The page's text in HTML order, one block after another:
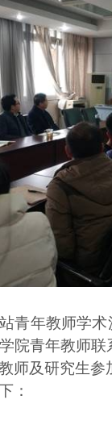
青年教师学
院青年教师
师及研究生
：